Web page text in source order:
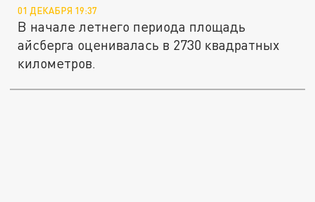
01 ДЕКАБРЯ 19:37
В начале летнего периода площадь
айсберга оценивалась в 2730 квадратных
километров.